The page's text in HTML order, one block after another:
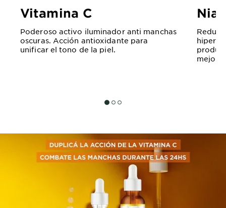
Vitamina C
Poderoso activo iluminador anti manchas
oscuras. Acción antioxidante para
unificar el tono de la piel.
mejora
SLIDE 1
SLIDE 2
SLIDE 3